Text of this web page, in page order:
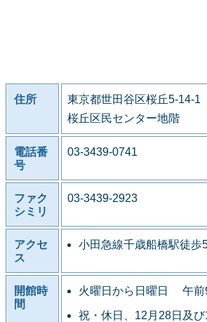
住所
東京都世田谷区桜丘5-14-1
桜丘区民センター地階
電話番
号
03-3439-0741
ファク
シミリ
03-3439-2923
アクセ
ス
小田急線千歳船橋駅徒歩
開館時
間
火曜日から日曜日 午前
祝・休日、12月28日及